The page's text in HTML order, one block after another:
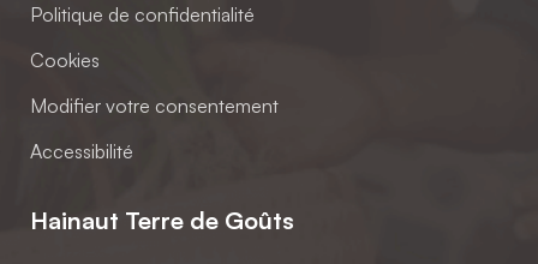
Politique de confidentialité
Cookies
Modifier votre consentement
Accessibilité
Hainaut Terre de Goûts